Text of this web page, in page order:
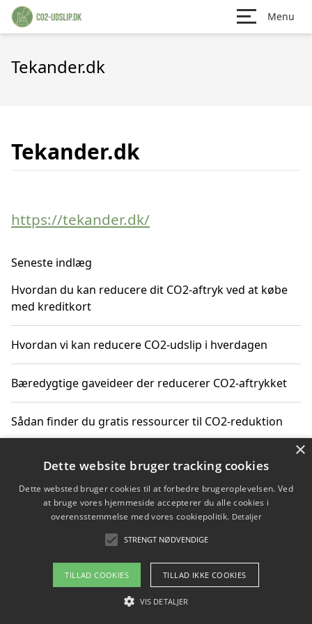
Menu
Tekander.dk
Tekander.dk
https://tekander.dk/
Seneste indlæg
Hvordan du kan reducere dit CO2-aftryk ved at købe
med kreditkort
Hvordan vi kan reducere CO2-udslip i hverdagen
Bæredygtige gaveideer der reducerer CO2-aftrykket
Sådan finder du gratis ressourcer til CO2-reduktion
Hvordan gadgets til hjemmet kan reducere CO2-udslip
Copyright 2026 - Pilanto Aps
Om / kontakt
Blog Betingelser
×
Dette website bruger tracking cookies
Dette websted bruger cookies til at forbedre brugeroplevelsen. Ved
at bruge vores hjemmeside accepterer du alle cookies i
overensstemmelse med vores cookiepolitik. Detaljer
STRENGT NØDVENDIGE
TILLAD COOKIES TILLAD IKKE COOKIES
VIS DETALJER